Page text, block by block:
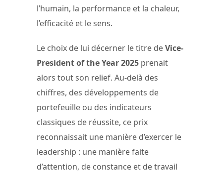
l’humain, la performance et la chaleur,
l’efficacité et le sens.
Le choix de lui décerner le titre deVice-
President of the Year 2025 prenait
alors tout son relief. Au-delà des
chiffres, des développements de
portefeuille ou des indicateurs
classiques de réussite, ce prix
reconnaissait une manière d’exercer le
leadership : une manière faite
d’attention, de constance et de travail